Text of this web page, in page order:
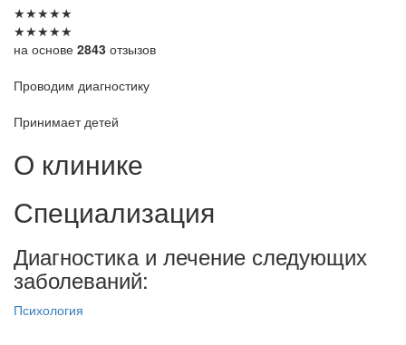
★★★★★
★★★★★
на основе 2843 отзызов
Проводим диагностику
Принимает детей
О клинике
Специализация
Диагностика и лечение следующих
заболеваний:
Психология